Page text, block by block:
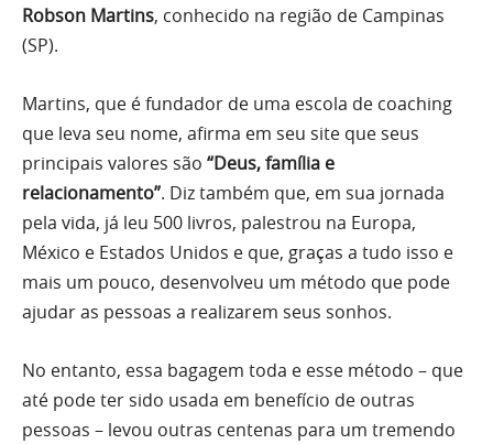
Robson Martins, conhecido na região de Campinas
(SP).
Martins, que é fundador de uma escola de coaching
que leva seu nome, afirma em seu site que seus
principais valores são “Deus, família e
relacionamento”. Diz também que, em sua jornada
pela vida, já leu 500 livros, palestrou na Europa,
México e Estados Unidos e que, graças a tudo isso e
mais um pouco, desenvolveu um método que pode
ajudar as pessoas a realizarem seus sonhos.
No entanto, essa bagagem toda e esse método – que
até pode ter sido usada em benefício de outras
pessoas – levou outras centenas para um tremendo